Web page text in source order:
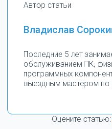
Автор статьи
Владислав
Последние 5 лет
обслуживанием ПК,
программных
выездным мастером по
Оцените статью: